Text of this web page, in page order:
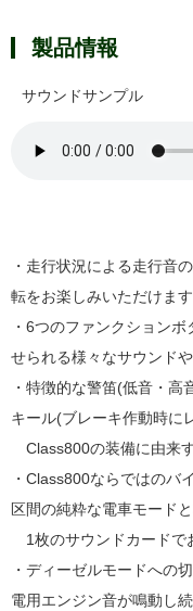
製品情報
サウンドサンプル
・走行状況による走行音
転をお楽しみいただけます
・6つのファンクション
せられる様々なサウンド
・特徴的な警笛(低音・高
キール(ブレーキ作動時に
Class800の装備に由来
・Class800ならではのバ
区間の純粋な電車モード
1枚のサウンドカードで
・ディーゼルモードへの
電用エンジン音が鳴動し